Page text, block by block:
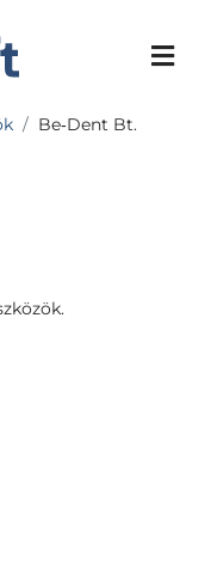
Be‐Dent Bt.